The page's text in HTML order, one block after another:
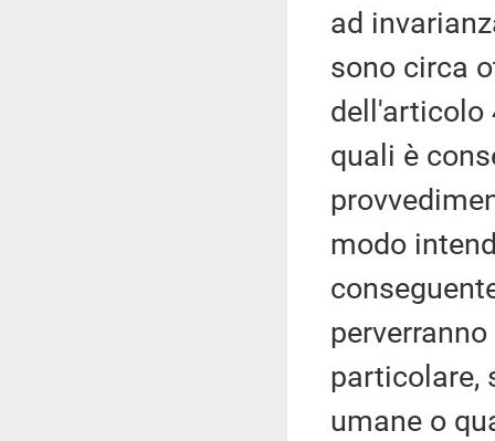
ad
sono circa
dell'articolo
quali è
modo
particolare,
umane o